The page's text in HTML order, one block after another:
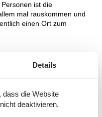
ist die
mal rauskommen und
einen Ort zum
Nordhollands liegt
Details
dass die Website
deaktivieren.